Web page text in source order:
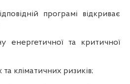
програмі відкриває
енергетичної та критичної
кліматичних ризиків;